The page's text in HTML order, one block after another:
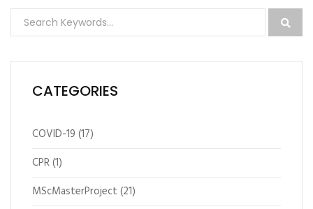
CATEGORIES
COVID-19 (17)
CPR(1)
MScMasterProject (21)